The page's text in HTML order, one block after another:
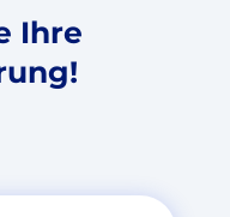
Ihre
!